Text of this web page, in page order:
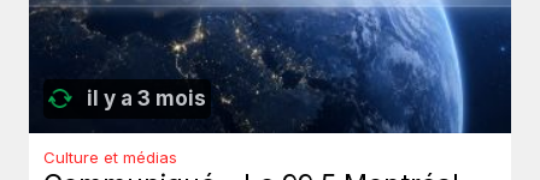
il y a 3 mois
Culture et médias